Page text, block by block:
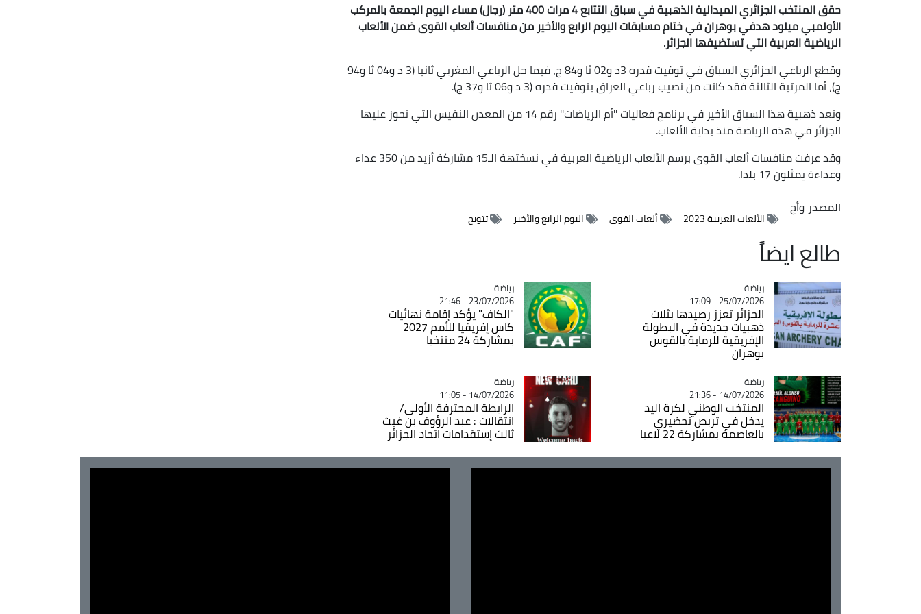
حقق المنتخب الجزائري الميدالية الذهبية في سباق التتابع 4 مرات 400 متر (رجال) مساء اليوم الجمعة بالمركب
الأولمبي ميلود هدفي بوهران في ختام مسابقات اليوم الرابع والأخير من منافسات ألعاب القوى ضمن الألعاب
الرياضية العربية التي تستضيفها الجزائر.
وقطع الرباعي الجزائري السباق في توقيت قدره 3د و02 ثا و84 ج، فيما حل الرباعي المغربي ثانيا (3 د و04 ثا و94
ج)، أما المرتبة الثالثة فقد كانت من نصيب رباعي العراق بتوقيت قدره (3 د و06 ثا و37 ج).
وتعد ذهبية هذا السباق الأخير في برنامج فعاليات ''أم الرياضات'' رقم 14 من المعدن النفيس التي تحوز عليها
الجزائر في هذه الرياضة منذ بداية الألعاب.
وقد عرفت منافسات ألعاب القوى برسم الألعاب الرياضية العربية في نسختهة الـ15 مشاركة أزيد من 350 عداء
وعداءة يمثلون 17 بلدا.
المصدر وأج
الألعاب العربية 2023 ألعاب القوى اليوم الرابع والأخير تتويج
طالع ايضاً
Catégorie
رياضة
25/07/2026 - 17:09
الجزائر تعزز رصيدها بثلاث
ذهبيات جديدة في البطولة
الإفريقية للرماية بالقوس
بوهران
Catégorie
رياضة
23/07/2026 - 21:46
"الكاف" يؤكد إقامة نهائيات
كاس إفريقيا للأمم 2027
بمشاركة 24 منتخبا
Catégorie
رياضة
14/07/2026 - 21:36
المنتخب الوطني لكرة اليد
يدخل في تربص تحضيري
بالعاصمة بمشاركة 22 لاعبا
Catégorie
رياضة
14/07/2026 - 11:05
الرابطة المحترفة الأولى/
انتقالات : عبد الرؤوف بن غيث
ثالث إستقدامات اتحاد الجزائر